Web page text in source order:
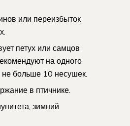
или переизбыток
петух или самцов
на одного
не больше 10 несушек.
в птичнике.
зимний